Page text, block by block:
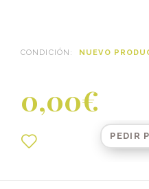
CONDICIÓN: NUEVO
0,00€
PEDIR